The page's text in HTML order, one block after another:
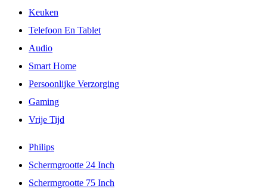
Keuken
Telefoon En Tablet
Audio
Smart Home
Persoonlijke Verzorging
Gaming
Vrije Tijd
Philips
Schermgrootte 24 Inch
Schermgrootte 75 Inch